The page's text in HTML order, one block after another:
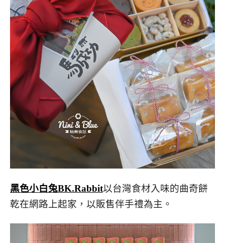
黑色小白兔BK.Rabbit以台灣食材入味的曲奇餅
乾在網路上起家，以販售伴手禮為主。